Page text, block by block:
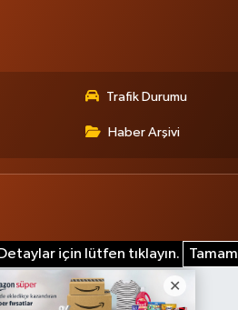
Trafik Durumu
Haber Arşivi
için lütfen tıklayın. Tamam